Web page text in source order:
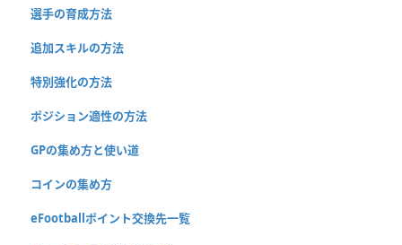
選手の育成方法
追加スキルの方法
特別強化の方法
ポジション適性の方法
GPの集め方と使い道
コインの集め方
eFootballポイント交換先一覧